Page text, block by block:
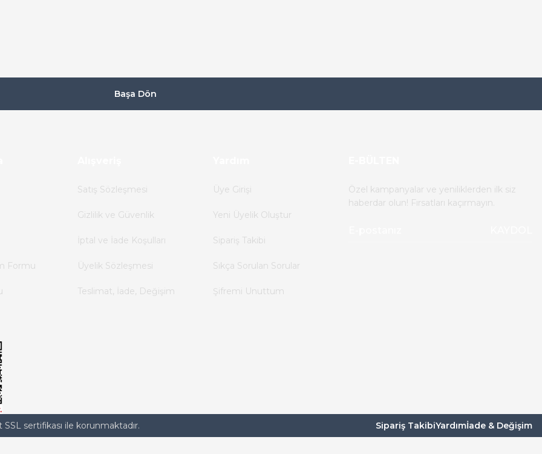
Başa Dön
Formu
Satış Sözleşmesi
Gizlilik ve Güvenlik
İptal ve İade Koşulları
Üyelik Sözleşmesi
Teslimat, İade, Değişim
Üye Girişi
Yeni Üyelik Oluştur
Sipariş Takibi
Sıkça Sorulan Sorular
Şifremi Unuttum
Özel kampanyalar ve yeniliklerden ilk siz
haberdar olun! Fırsatları kaçırmayın.
SSL sertifikası ile korunmaktadır. Sipariş TakibiYardımİade & Değişim